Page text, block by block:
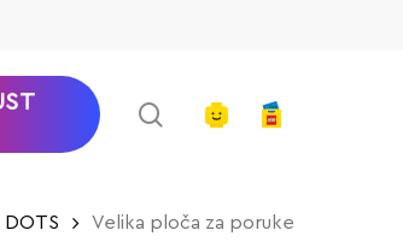
searchaccount
DOTS Velika ploča za poruke